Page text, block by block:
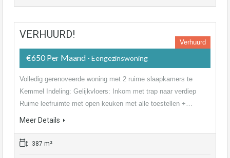
VERHUURD!
Verhuurd
€650 Per Maand - Eengezinswoning
Volledig gerenoveerde woning met 2 ruime slaapkamers te
Kemmel Indeling: Gelijkvloers: Inkom met trap naar verdiep
Ruime leefruimte met open keuken met alle toestellen +…
Meer Details
387 m²